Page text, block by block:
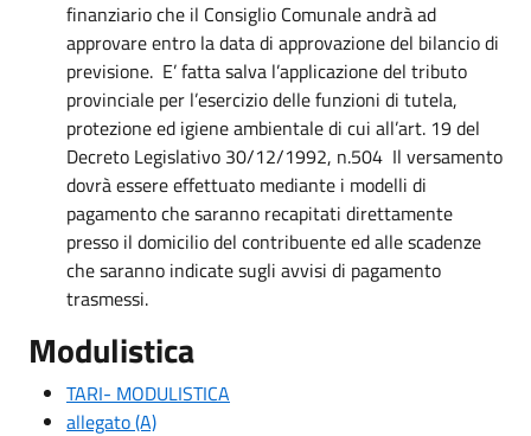
finanziario che il Consiglio Comunale andrà ad
approvare entro la data di approvazione del bilancio di
previsione. E’ fatta salva l’applicazione del tributo
provinciale per l’esercizio delle funzioni di tutela,
protezione ed igiene ambientale di cui all’art. 19 del
Decreto Legislativo 30/12/1992, n.504 Il versamento
dovrà essere effettuato mediante i modelli di
pagamento che saranno recapitati direttamente
presso il domicilio del contribuente ed alle scadenze
che saranno indicate sugli avvisi di pagamento
trasmessi.
Modulistica
TARI- MODULISTICA
allegato (A)